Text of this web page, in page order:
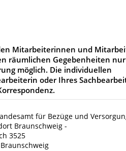
Mitarbeiterinnen und
räumlichen Gegebenheiten nur
möglich. Die individuellen
oder Ihres
für Bezüge und
Braunschweig -
3525